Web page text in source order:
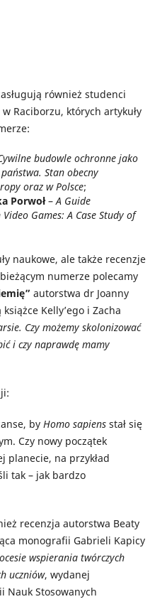
również studenci
Raciborzu, których artykuły
budowle ochronne jako
Stan obecny
oraz w Polsce;
Porwoł–A Guide
Games: A Case Study of
naukowe, ale także recenzje
numerze polecamy
autorstwa dr Joanny
Kelly’ego i Zacha
Czy możemy skolonizować
i czy naprawdę mamy
by Homo sapiensstał się
Czy nowy początek
planecie, na przykład
tak – jak bardzo
recenzja autorstwa Beaty
monografii Gabrieli Kapicy
wspierania twórczych
uczniów, wydanej
Nauk Stosowanych